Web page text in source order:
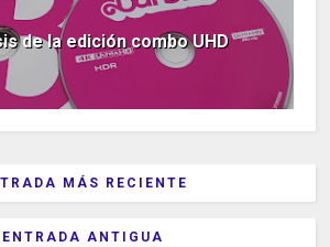
de la edición combo UHD
MÁS RECIENTE
ENTRADA ANTIGUA